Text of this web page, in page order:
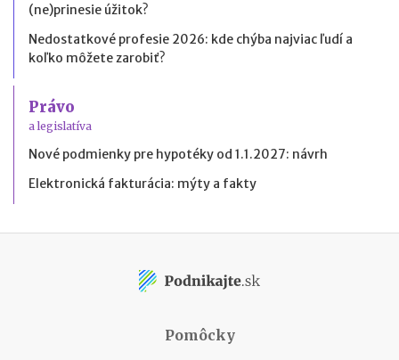
(ne)prinesie úžitok?
Nedostatkové profesie 2026: kde chýba najviac ľudí a
koľko môžete zarobiť?
Právo
a legislatíva
Nové podmienky pre hypotéky od 1.1.2027: návrh
Elektronická fakturácia: mýty a fakty
Pomôcky